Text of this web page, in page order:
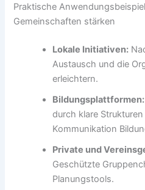
Praktische
Gemeinschaften stärken
Lokale Initiativen:
Austausch und die
erleichtern.
Bildungsplattformen:
durch klare
Kommunikation
Private und
Geschützte
Planungstools.